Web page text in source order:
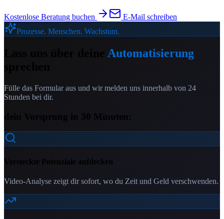
Kostenlose Beratung buchen
E-Mail schreiben
Prozesse. Menschen. Wachstum.
Automatisierung
Fülle das Formular aus und wir melden uns innerhalb von 24
Stunden bei dir.
dein Vorsprung in 30 Minuten:
Versteckte Potenziale aufdecken
Video-Analyse zeigt dir sofort, wo du Zeit und Geld verschwenden.